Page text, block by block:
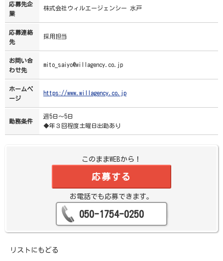
応募先企
業
株式会社ウィルエージェンシー 水戸
応募連絡
先
採用担当
お問い合
わせ先
mito_saiyo@willagency.co.jp
ホームペ
ージ
https://www.willagency.co.jp
勤務条件
週5日～5日
◆年３回程度土曜日出勤あり
このままWEBから！
応募する
お電話でも応募できます。
050-1754-0250
リストにもどる